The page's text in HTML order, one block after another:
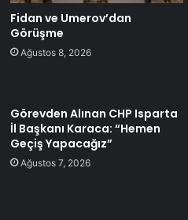
Fidan ve Umerov’dan
Görüşme
Ağustos 8, 2026
Görevden Alınan CHP Isparta
İl Başkanı Karaca: “Hemen
Geçiş Yapacağız”
Ağustos 7, 2026